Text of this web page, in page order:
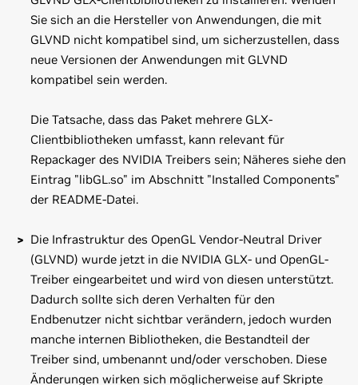
Sie sich an die Hersteller von Anwendungen, die mit
GLVND nicht kompatibel sind, um sicherzustellen, dass
neue Versionen der Anwendungen mit GLVND
kompatibel sein werden.
Die Tatsache, dass das Paket mehrere GLX-
Clientbibliotheken umfasst, kann relevant für
Repackager des NVIDIA Treibers sein; Näheres siehe den
Eintrag "libGL.so" im Abschnitt "Installed Components"
der README-Datei.
Die Infrastruktur des OpenGL Vendor-Neutral Driver
(GLVND) wurde jetzt in die NVIDIA GLX- und OpenGL-
Treiber eingearbeitet und wird von diesen unterstützt.
Dadurch sollte sich deren Verhalten für den
Endbenutzer nicht sichtbar verändern, jedoch wurden
manche internen Bibliotheken, die Bestandteil der
Treiber sind, umbenannt und/oder verschoben. Diese
Änderungen wirken sich möglicherweise auf Skripte